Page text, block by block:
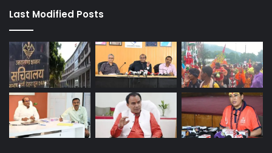
Last Modified Posts